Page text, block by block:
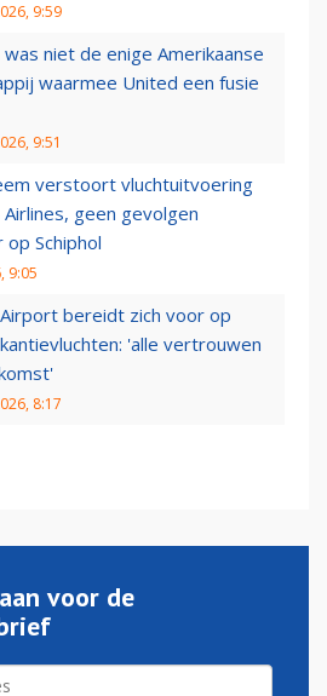
9:59
was niet de enige Amerikaanse
waarmee United een fusie
9:51
verstoort vluchtuitvoering
Airlines, geen gevolgen
Schiphol
9:05
bereidt zich voor op
'alle vertrouwen
8:17
voor de